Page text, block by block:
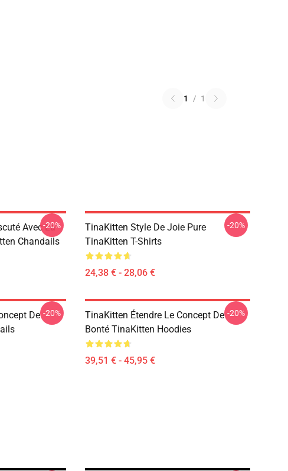
1 / 1
Avec La
Chandails
-20%
TinaKitten Style De Joie Pure
TinaKitten T-Shirts
24,38 € - 28,06 €
-20%
De -20%
TinaKitten Étendre Le Concept De
Bonté TinaKitten Hoodies
39,51 € - 45,95 €
-20%